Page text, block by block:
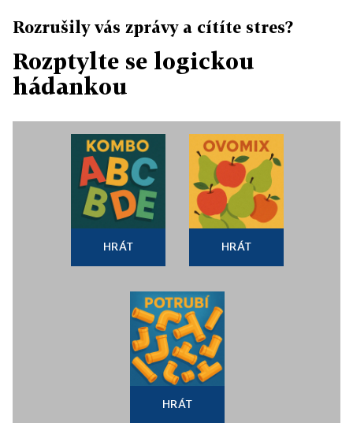
Rozrušily vás zprávy a cítíte stres?
Rozptylte se logickou
hádankou
HRÁT HRÁT
HRÁT